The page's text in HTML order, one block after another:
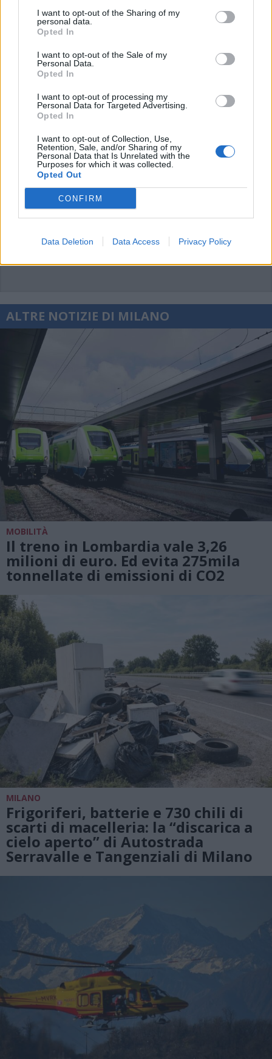
I want to opt-out of the Sharing of my
personal data.
Opted In
I want to opt-out of the Sale of my
Personal Data.
Opted In
I want to opt-out of processing my
Personal Data for Targeted Advertising.
Opted In
I want to opt-out of Collection, Use,
Retention, Sale, and/or Sharing of my
Personal Data that Is Unrelated with the
Purposes for which it was collected.
Opted Out
CONFIRM
Data Deletion Data Access Privacy Policy
ALTRE NOTIZIE DI MILANO
MOBILITÀ
Il treno in Lombardia vale 3,26
milioni di euro. Ed evita 275mila
tonnellate di emissioni di CO2
MILANO
Frigoriferi, batterie e 730 chili di
scarti di macelleria: la “discarica a
cielo aperto” di Autostrada
Serravalle e Tangenziali di Milano